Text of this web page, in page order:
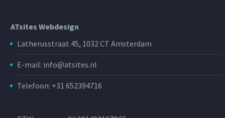
ATsites Webdesign
Latherusstraat 45, 1032 CT Amsterdam
E-mail: info@atsites.nl
Telefoon: +31 652394716